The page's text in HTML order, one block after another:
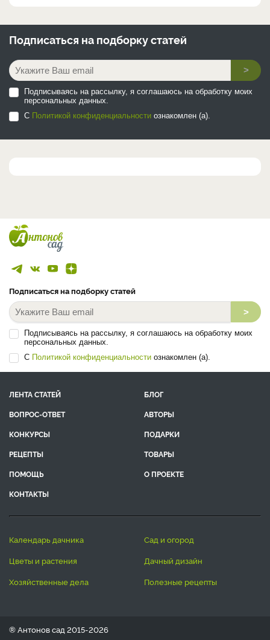
Подписаться на подборку статей
>
Подписываясь на рассылку, я соглашаюсь на обработку моих
персональных данных.
С Политикой конфиденциальности ознакомлен (а).
Подписаться на подборку статей
>
Подписываясь на рассылку, я соглашаюсь на обработку моих
персональных данных.
С Политикой конфиденциальности ознакомлен (а).
ЛЕНТА СТАТЕЙ
БЛОГ
ВОПРОС-ОТВЕТ
АВТОРЫ
КОНКУРСЫ
ПОДАРКИ
РЕЦЕПТЫ
ТОВАРЫ
ПОМОЩЬ
О ПРОЕКТЕ
КОНТАКТЫ
календарь дачника
сад и огород
цветы и растения
дачный дизайн
хозяйственные дела
полезные рецепты
® Антонов сад 2015-2026